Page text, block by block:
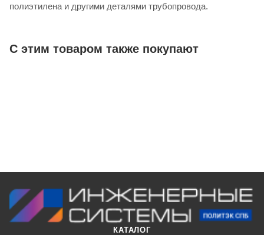
полиэтилена и другими деталями трубопровода.
С этим товаром также покупают
КАТАЛОГ